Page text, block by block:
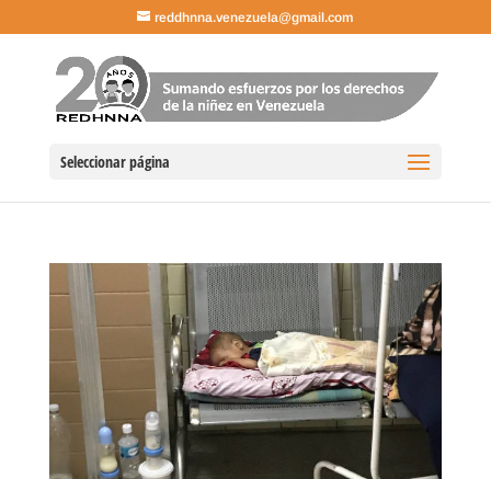
reddhnna.venezuela@gmail.com
Seleccionar página